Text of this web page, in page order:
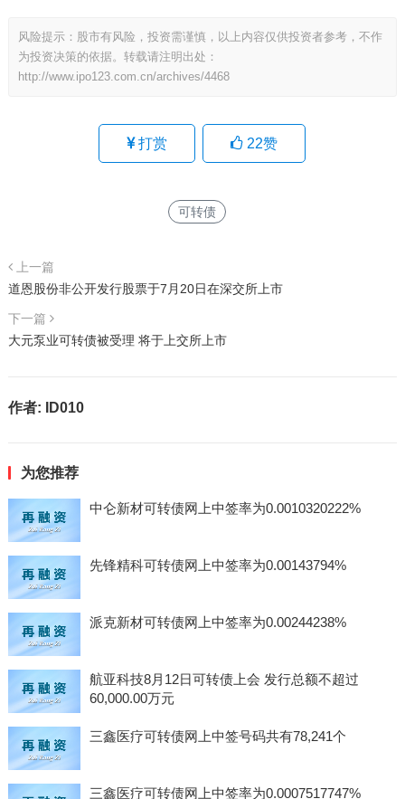
风险提示：股市有风险，投资需谨慎，以上内容仅供投资者参考，不作
为投资决策的依据。转载请注明出处：
http://www.ipo123.com.cn/archives/4468
打赏 22赞
可转债
上一篇
道恩股份非公开发行股票于7月20日在深交所上市
下一篇
大元泵业可转债被受理 将于上交所上市
作者: ID010
为您推荐
中仑新材可转债网上中签率为0.0010320222%
先锋精科可转债网上中签率为0.00143794%
派克新材可转债网上中签率为0.00244238%
航亚科技8月12日可转债上会 发行总额不超过
60,000.00万元
三鑫医疗可转债网上中签号码共有78,241个
三鑫医疗可转债网上中签率为0.0007517747%